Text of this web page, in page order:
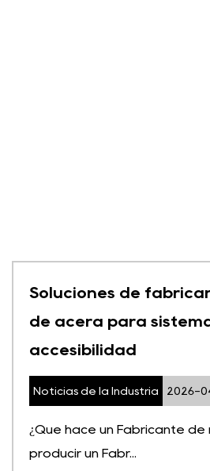
Soluciones de
de acera para
accesibilidad
Noticias de la Industria 2026-
¿Qué hace un Fabricante
producir un Fabr...